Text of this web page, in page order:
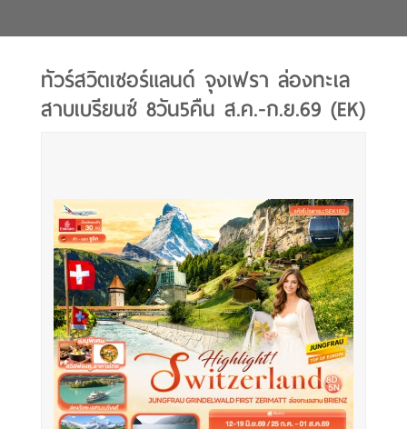
ทัวร์สวิตเซอร์แลนด์ จุงเฟรา ล่องทะเล
สาบเบรียนซ์ 8วัน5คืน ส.ค.-ก.ย.69 (EK)